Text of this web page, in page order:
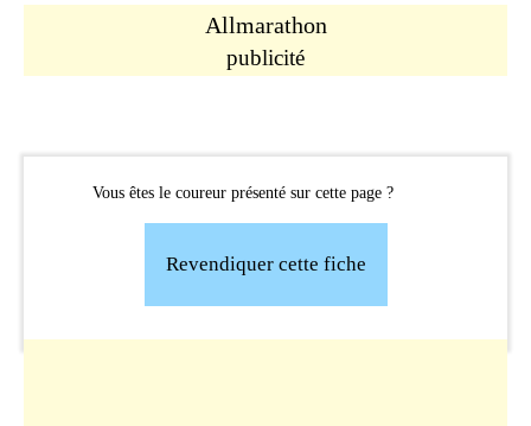
Allmarathon
publicité
Vous êtes le coureur présenté sur cette page ?
Revendiquer cette fiche